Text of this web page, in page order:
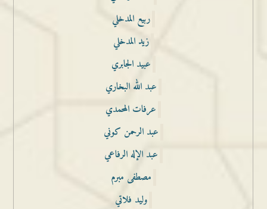
ربيع المدخلي
زيد المدخلي
عبيد الجابري
عبد الله البخاري
عرفات المحمدي
عبد الرحمن كوني
عبد الإله الرفاعي
مصطفى مبرم
وليد فلاتي